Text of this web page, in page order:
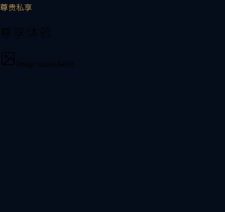
尊贵私享
尊享体验
Image unavailable